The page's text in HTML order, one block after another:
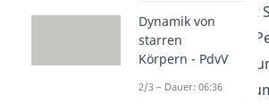
beschäftigt, setzt
Cosinus an, liest
Diagrammen ab
Zeiten in Winkel
Dynamik von
starren
Körpern - PdvV
2/3 – Dauer: 06:36